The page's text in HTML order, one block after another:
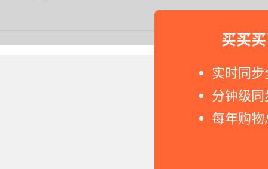
买买
实时同
分钟级
每年购
Copyright © 2011-2026 网购